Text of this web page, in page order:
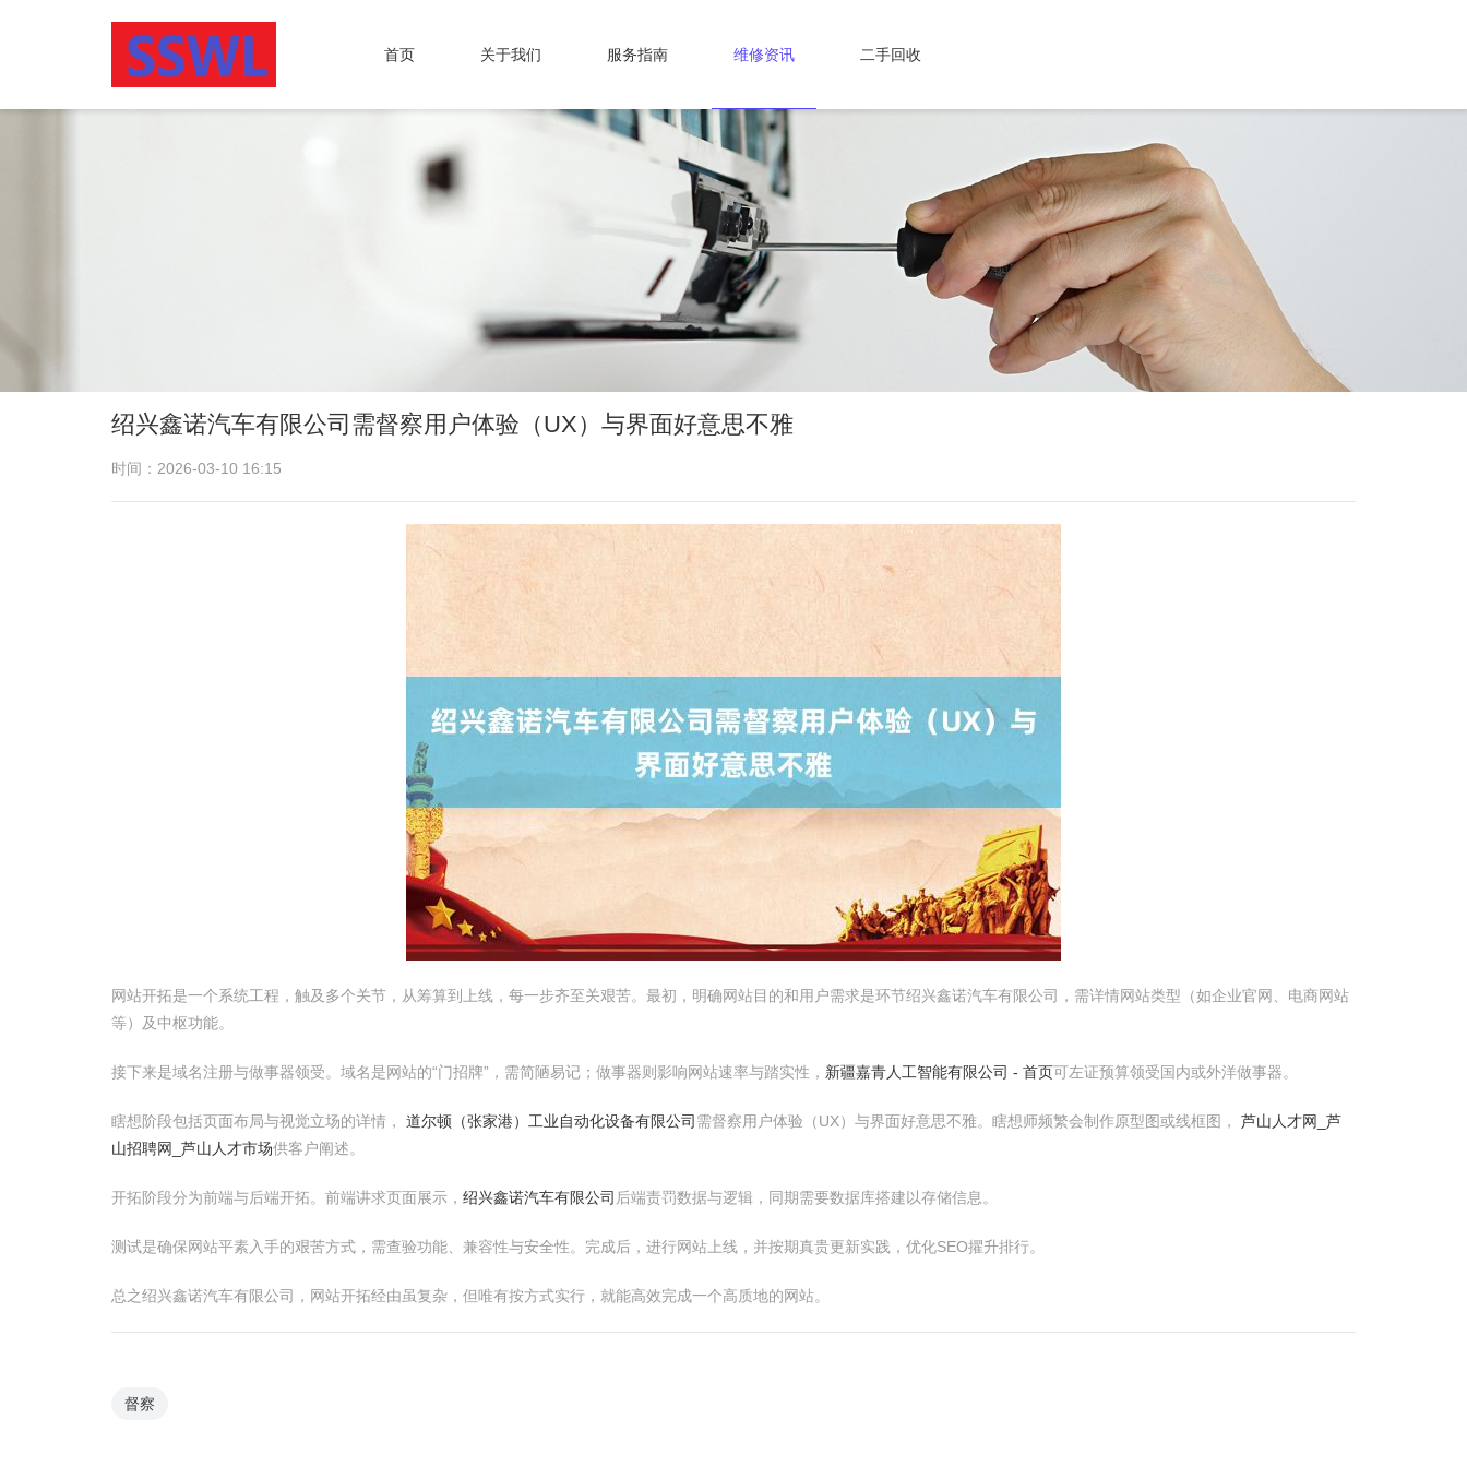
首页 关于我们 服务指南 维修资讯 二手回收
绍兴鑫诺汽车有限公司需督察用户体验（UX）与界面好意思不雅
时间：2026-03-10 16:15
网站开拓是一个系统工程，触及多个关节，从筹算到上线，每一步齐至关艰苦。最初，明确网站目的和用户需求是环节绍兴鑫诺汽车有限公司，需详情网站类型（如企业官网、电商网站
等）及中枢功能。
接下来是域名注册与做事器领受。域名是网站的“门招牌”，需简陋易记；做事器则影响网站速率与踏实性， 新疆嘉青人工智能有限公司 - 首页可左证预算领受国内或外洋做事器。
瞎想阶段包括页面布局与视觉立场的详情， 道尔顿（张家港）工业自动化设备有限公司 需督察用户体验（UX）与界面好意思不雅。瞎想师频繁会制作原型图或线框图， 芦山人才网_芦
山招聘网_芦山人才市场供客户阐述。
开拓阶段分为前端与后端开拓。前端讲求页面展示， 绍兴鑫诺汽车有限公司 后端责罚数据与逻辑，同期需要数据库搭建以存储信息。
测试是确保网站平素入手的艰苦方式，需查验功能、兼容性与安全性。完成后，进行网站上线，并按期真贵更新实践，优化SEO擢升排行。
总之绍兴鑫诺汽车有限公司，网站开拓经由虽复杂，但唯有按方式实行，就能高效完成一个高质地的网站。
督察